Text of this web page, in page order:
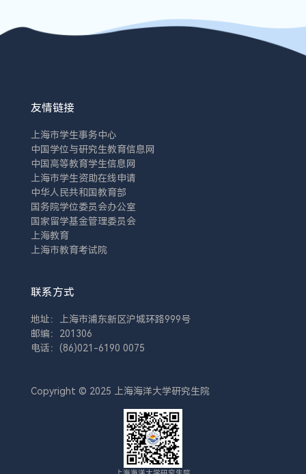
友情链接
上海市学生事务中心
中国学位与研究生教育信息网
中国高等教育学生信息网
上海市学生资助在线申请
中华人民共和国教育部
国务院学位委员会办公室
国家留学基金管理委员会
上海教育
上海市教育考试院
联系方式
地址：上海市浦东新区沪城环路999号
邮编：201306
电话：(86)021-6190 0075
Copyright © 2025 上海海洋大学研究生院